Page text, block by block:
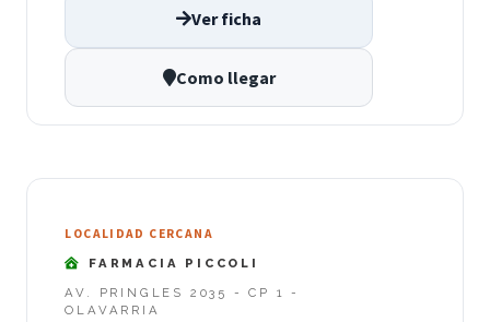
Ver ficha
Como llegar
LOCALIDAD CERCANA
FARMACIA PICCOLI
AV. PRINGLES 2035 - CP 1 -
OLAVARRIA